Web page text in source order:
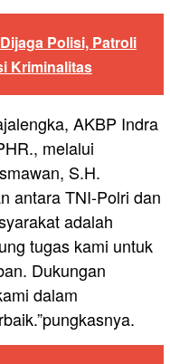
Polisi, Patroli
Kriminalitas
AKBP Indra
melalui
S.H.
antara TNI-Polri dan
adalah
tugas kami untuk
Dukungan
dalam